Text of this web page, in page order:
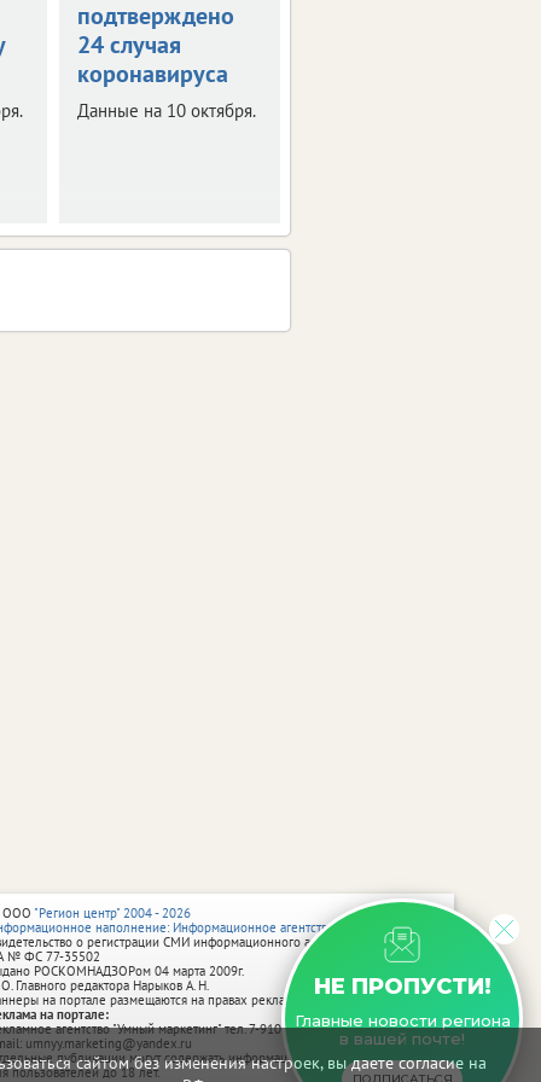
сайтом без изменения настроек, вы даете согласие на
подтверждено
24 случая
коронавируса
Данные на 10 октября.
НЕ ПРОПУСТИ!
Главные новости региона
в вашей почте!
"Регион центр" 2004 - 2026
наполнение: Информационное агентство vRossii.ru
о регистрации СМИ информационного агентства vRossii.ru
№ ФС 77‑35502
РОСКОМНАДЗОРом 04 марта 2009г.
Главного редактора Нарыков А. Н.
на портале размещаются на правах рекламы.
на портале:
агентство "Умный маркетинг" тел. 7-910-267-70-40,
umnyy.marketing@yandex.ru
публикации могут содержать информацию, не предназначенную
пользователей до 18 лет.